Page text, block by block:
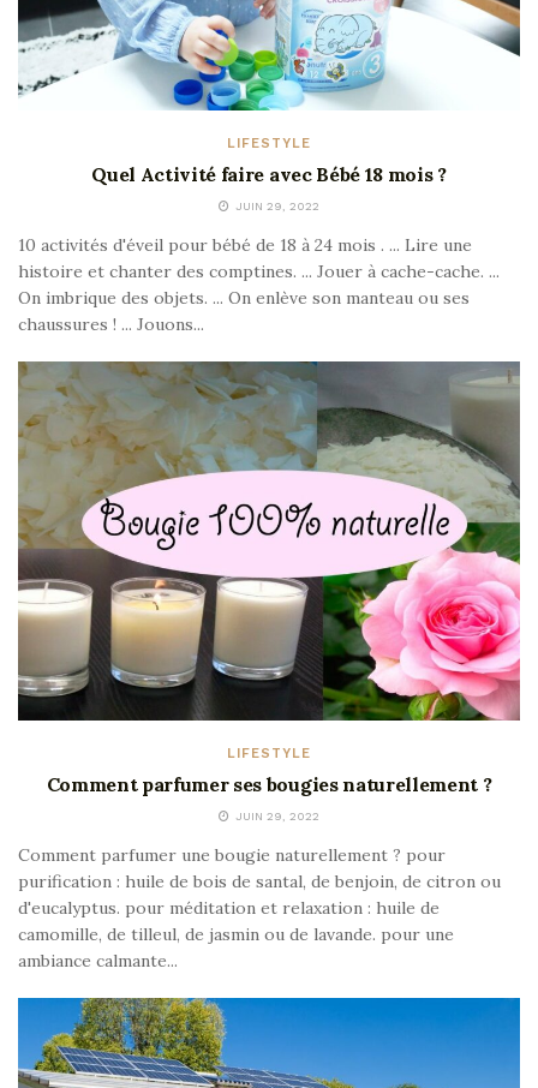
LIFESTYLE
Quel Activité faire avec Bébé 18 mois ?
JUIN 29, 2022
10 activités d'éveil pour bébé de 18 à 24 mois . ... Lire une
histoire et chanter des comptines. ... Jouer à cache-cache. ...
On imbrique des objets. ... On enlève son manteau ou ses
chaussures ! ... Jouons...
LIFESTYLE
Comment parfumer ses bougies naturellement ?
JUIN 29, 2022
Comment parfumer une bougie naturellement ? pour
purification : huile de bois de santal, de benjoin, de citron ou
d'eucalyptus. pour méditation et relaxation : huile de
camomille, de tilleul, de jasmin ou de lavande. pour une
ambiance calmante...